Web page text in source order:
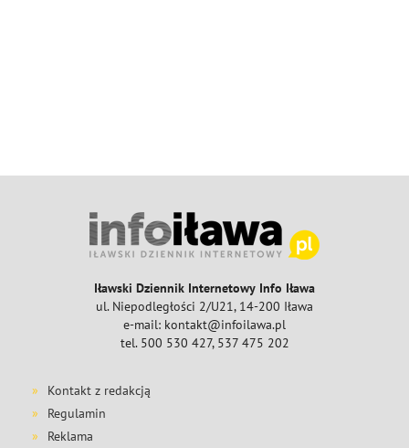
Iławski Dziennik Internetowy Info Iława
ul. Niepodległości 2/U21, 14-200 Iława
e-mail: kontakt@infoilawa.pl
tel. 500 530 427, 537 475 202
Kontakt z redakcją
Regulamin
Reklama